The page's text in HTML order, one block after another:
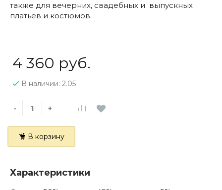
также для вечерних, свадебных и выпускных
платьев и костюмов.
4 360 руб.
В наличии: 2.05
- +
В корзину
Характеристики